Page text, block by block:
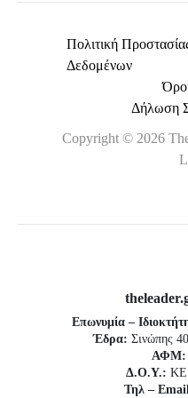
Πολιτική
Δεδομένων
Δήλωση
Copyright © 2026
Επωνυμία –
Έδρα: Σινώπης
ΑΦΜ:
Δ.Ο.Υ.:
Τηλ –